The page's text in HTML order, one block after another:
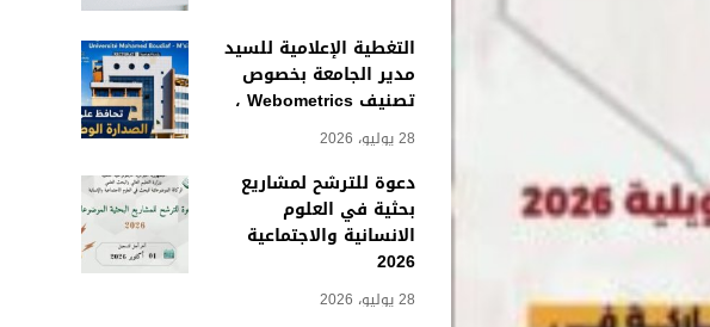
التغطية الإعلامية للسيد
مدير الجامعة بخصوص
تصنيف Webometrics ،
28 يوليو، 2026
دعوة للترشح لمشاريع
بحثية في العلوم
الانسانية والاجتماعية
2026
28 يوليو، 2026